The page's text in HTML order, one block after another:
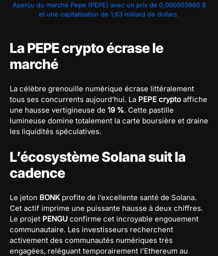
Aperçu du marché Pepe (PEPE) avec un prix de 0,000003960 $
et une capitalisation de 1,63 milliard de dollars.
La PEPE crypto écrase le
marché
La célèbre grenouille numérique écrase littéralement
tous ses concurrents aujourd’hui. La PEPE crypto affiche
une hausse vertigineuse de 19 %. Cette pastille
lumineuse domine totalement la carte boursière et draine
les liquidités spéculatives.
L’écosystème Solana suit la
cadence
Le jeton BONKprofite de l’excellente santé de Solana.
Cet actif imprime une puissante hausse à deux chiffres.
Le projet PENGU confirme cet incroyable engouement
communautaire. Les investisseurs recherchent
activement des communautés numériques très
engagées, reléguant temporairement l’Ethereum au